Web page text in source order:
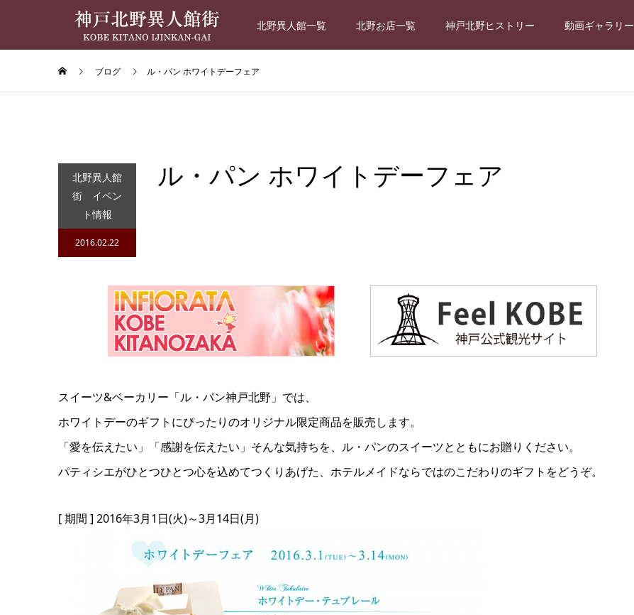
北野異人館一覧 北野お店一覧 神戸北野ヒストリー 動画ギャラリー
ブログ ル・パン ホワイトデーフェア
北野異人館
街 イベン
ト情報
2016.02.22
ル・パン ホワイトデーフェア
スイーツ&ベーカリー「ル・パン神戸北野」では、
ホワイトデーのギフトにぴったりのオリジナル限定商品を販売します。
「愛を伝えたい」「感謝を伝えたい」そんな気持ちを、ル・パンのスイーツとともにお贈りください。
パティシエがひとつひとつ心を込めてつくりあげた、ホテルメイドならではのこだわりのギフトをどうぞ。
[ 期間 ] 2016年3月1日(火)～3月14日(月)